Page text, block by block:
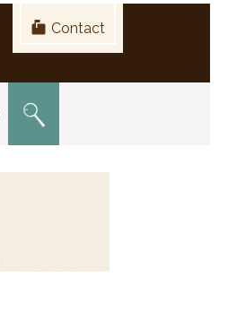
markunread_mailbox Contact